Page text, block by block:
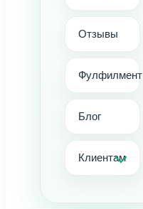
Отзывы
Фулфилмент
Блог
Клиентам